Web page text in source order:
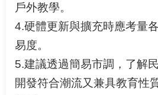
戶外教學。
4.硬體更新與擴充時應考量
易度。
5.建議透過簡易市調，了解
開發符合潮流又兼具教育性